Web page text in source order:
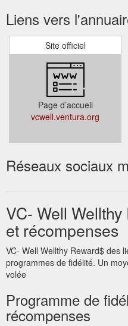
Liens vers
Site officiel
Page d’accueil
vcwell.ventura.org
Réseaux sociaux
VC- Well
et récompenses
VC- Well Wellthy Reward$ des
programmes de fidélité. Un
volée
Programme de
récompenses